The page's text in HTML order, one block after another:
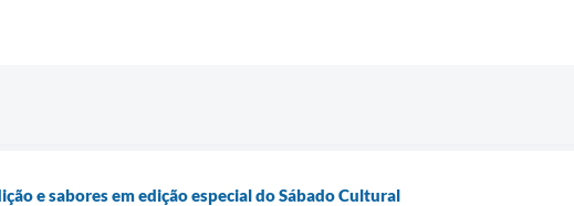
e sabores em edição especial do Sábado Cultural